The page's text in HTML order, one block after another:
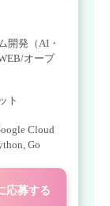
開発（AI・
オープ
ト
Cloud
, Go
応募する